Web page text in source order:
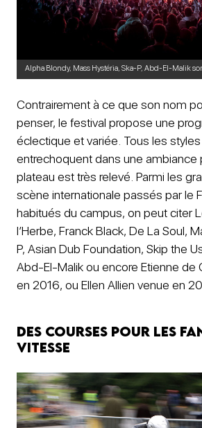
Alpha Blondy, Mass Hystéria, Ska-P, Abd-El-Malik
Contrairement à ce que son nom
penser, le festival propose une
éclectique et variée. Tous les styles
entrechoquent dans une ambiance
plateau est très relevé. Parmi les
scène internationale passés par le
habitués du campus, on peut citer
l’Herbe, Franck Black, De La Soul,
P, Asian Dub Foundation, Skip the
Abd-El-Malik ou encore Etienne de
en 2016, ou Ellen Allien venue en
Des courses pour les
vitesse